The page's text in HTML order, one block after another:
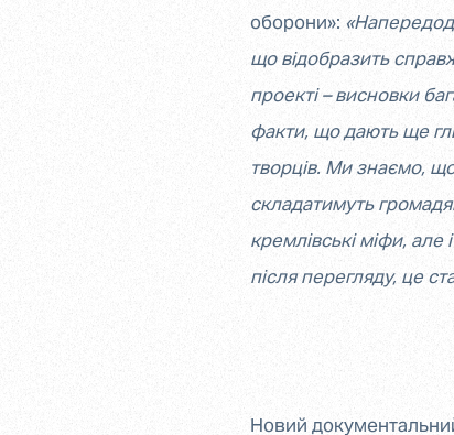
оборони»:
що відобразить
проекті – висновки
факти, що дають ще
творців. Ми знаємо,
складатимуть
кремлівські міфи,
після перегляду, це
Новий